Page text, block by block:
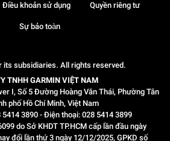
its subsidiaries. All rights reserved.
TNHH GARMIN VIỆT NAM
I, Số 5 Đường Hoàng Văn Thái, Phường Tân
phố Hồ Chí Minh, Việt Nam
5414 3890 - Điện thoại: 028 5414 3899
do Sở KHDT TP.HCM cấp lần đầu ngày
đổi lần thứ 3 ngày 12/12/2025, GPKD số
Điều khoản sử dụng Quyền riêng tư
Sự bảo toàn